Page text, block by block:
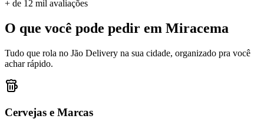
+ de 12 mil avaliações
O que você pode pedir em Miracema
Tudo que rola no Jão Delivery na sua cidade, organizado pra você
achar rápido.
Cervejas e Marcas